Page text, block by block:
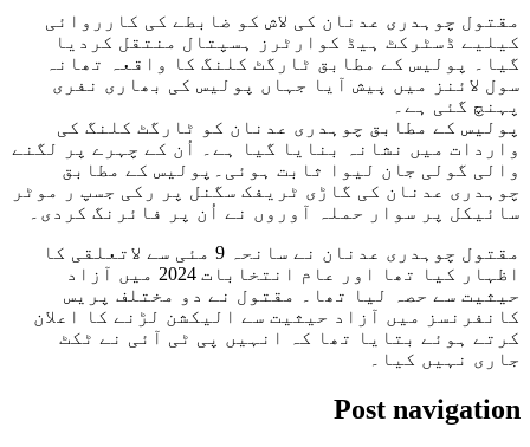
مقتول چوہدری عدنان کی لاش کو ضابطے کی کارروائی
کیلیے ڈسٹرکٹ ہیڈ کوارٹرز ہسپتال منتقل کردیا
گیا۔ پولیس کے مطابق ٹارگٹ کلنگ کا واقعہ تھانہ
سول لائنز میں پیش آیا جہاں پولیس کی بھاری نفری
پہنچ گئی ہے۔
پولیس کے مطابق چوہدری عدنان کو ٹارگٹ کلنگ کی
واردات میں نشانہ بنایا گیا ہے۔ اُن کے چہرے پر لگنے
والی گولی جان لیوا ثابت ہوئی۔پولیس کے مطابق
چوہدری عدنان کی گاڑی ٹریفک سگنل پر رکی جسپ ر موٹر
سائیکل پر سوار حملہ آوروں نے اُن پر فائرنگ کردی۔
مقتول چوہدری عدنان نے سانحہ 9 مئی سے لاتعلقی کا
اظہار کیا تھا اور عام انتخابات 2024 میں آزاد
حیثیت سے حصہ لیا تھا۔ مقتول نے دو مختلف پریس
کانفرنسز میں آزاد حیثیت سے الیکشن لڑنے کا اعلان
کرتے ہوئے بتایا تھا کہ انہیں پی ٹی آئی نے ٹکٹ
جاری نہیں کیا۔
Post navigation